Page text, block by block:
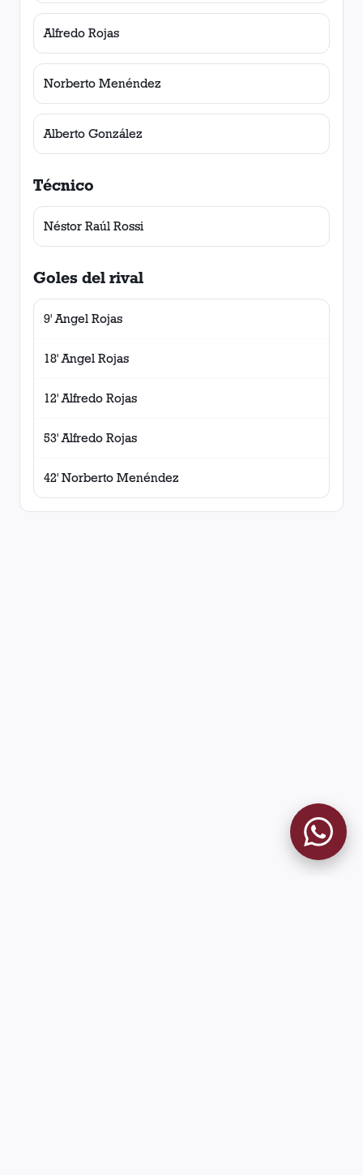
Alfredo Rojas
Norberto Menéndez
Alberto González
Técnico
Néstor Raúl Rossi
Goles del rival
9' Angel Rojas
18' Angel Rojas
12' Alfredo Rojas
53' Alfredo Rojas
42' Norberto Menéndez